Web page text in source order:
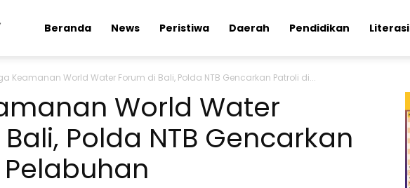
Kabardaily.com
Beranda News Peristiwa Daerah Pendidikan Literasi
Keamanan World Water Forum di Bali, Polda NTB Gencarkan Patroli di...
World Water
Polda NTB Gencarkan